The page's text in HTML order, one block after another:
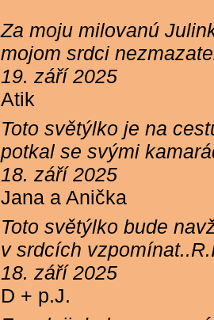
Za moju milovanú
mojom srdci
19. září 2025
Atik
Toto světýlko je na
potkal se svými
18. září 2025
Jana a Anička
Toto světýlko bude
v srdcích
18. září 2025
D + p.J.